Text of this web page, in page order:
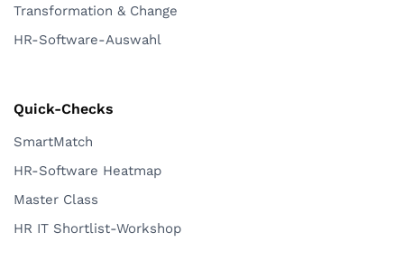
Transformation & Change
HR-Software-Auswahl
Quick-Checks
SmartMatch
HR-Software Heatmap
Master Class
HR IT Shortlist-Workshop